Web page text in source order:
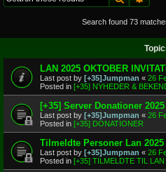
Search found 73
LAN 2025 OKTOBER
Last post by [+35]Jumpman « 26
Posted in [+35] NYHEDER &
[+35] Server Donationer 2025
Last post by [+35]Jumpman « 26
Posted in [+35] DONATIONER
Tilmeldte Personer Lan
Last post by [+35]Jumpman « 26
Posted in [+35] TILMELDTE TIL